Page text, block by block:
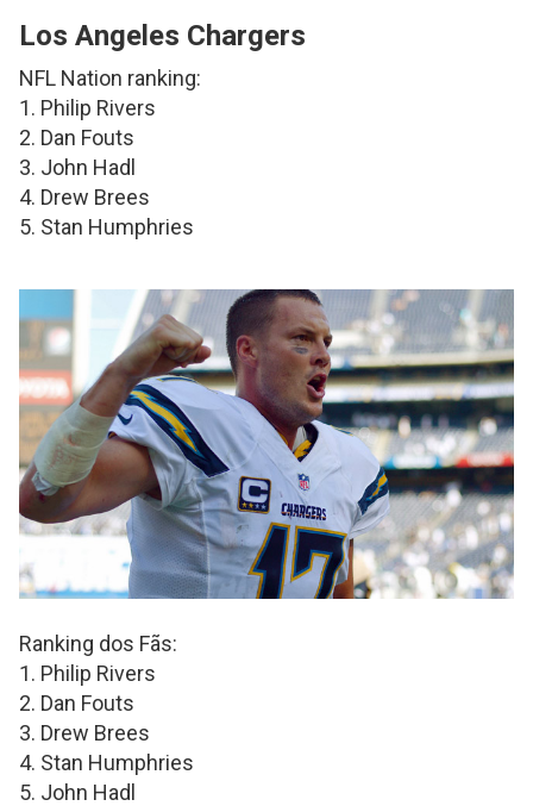
Los Angeles Chargers
NFL Nation ranking:
1. Philip Rivers
2. Dan Fouts
3. John Hadl
4. Drew Brees
5. Stan Humphries
Ranking dos Fãs:
1. Philip Rivers
2. Dan Fouts
3. Drew Brees
4. Stan Humphries
5. John Hadl